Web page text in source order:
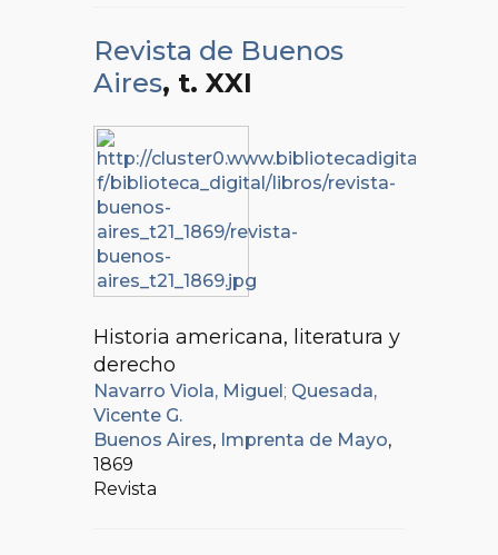
Revista de Buenos
Aires, t. XXI
Historia americana, literatura y
derecho
Navarro Viola, Miguel ; Quesada,
Vicente G.
Buenos Aires, Imprenta de Mayo,
1869
Revista